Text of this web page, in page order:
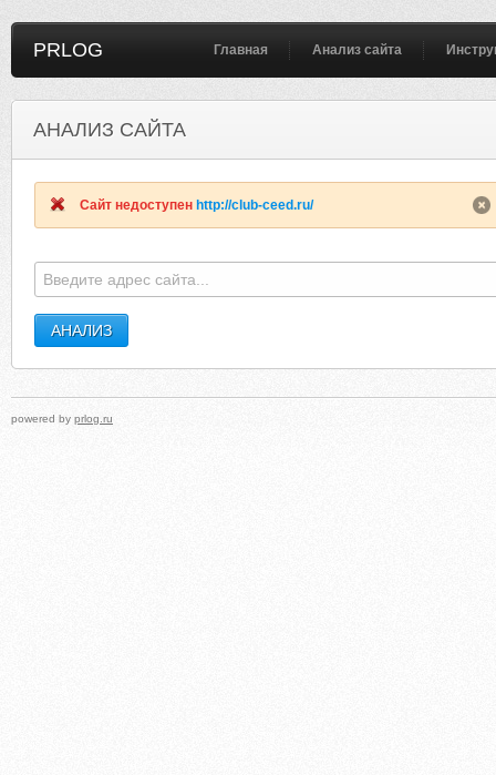
PRLOG Главная Анализ сайта
АНАЛИЗ САЙТА
Сайт недоступен http://club-ceed.ru/
powered by prlog.ru